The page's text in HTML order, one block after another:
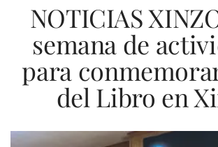
NOTICIAS
semana de
para
del Libro en